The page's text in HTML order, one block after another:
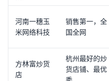
河南一穗玉
米网络科技
销售第一，全
国全网
方林富炒货
店
杭州最好的炒
货店铺、最优